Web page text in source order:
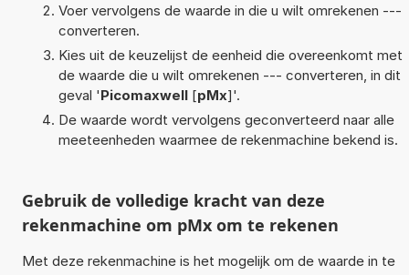
Voer vervolgens de waarde in die u wilt omrekenen ---
converteren.
Kies uit de keuzelijst de eenheid die overeenkomt met
de waarde die u wilt omrekenen --- converteren, in dit
geval 'Picomaxwell[pMx]'.
De waarde wordt vervolgens geconverteerd naar alle
meeteenheden waarmee de rekenmachine bekend is.
Gebruik de volledige kracht van deze
rekenmachine om pMx om te rekenen
Met deze rekenmachine is het mogelijk om de waarde in te